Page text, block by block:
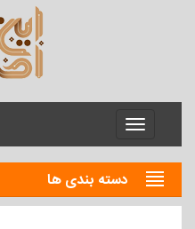
Menu
دسته بندی ها